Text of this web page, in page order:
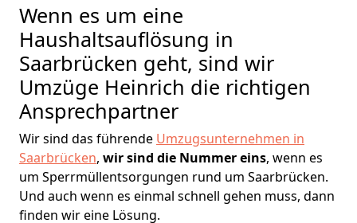
Wenn es um eine
Haushaltsauflösung in
Saarbrücken geht, sind wir
Umzüge Heinrich die richtigen
Ansprechpartner
Wir sind das führende Umzugsunternehmen in
Saarbrücken, wir sind die Nummer eins, wenn es
um Sperrmüllentsorgungen rund um Saarbrücken.
Und auch wenn es einmal schnell gehen muss, dann
finden wir eine Lösung.